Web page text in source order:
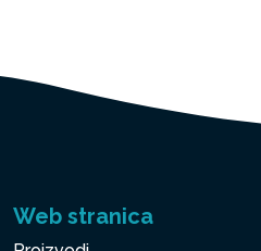
Web stranica